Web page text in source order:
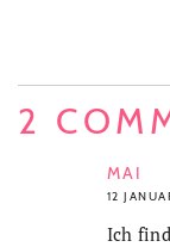
2
MAI
12
Ich